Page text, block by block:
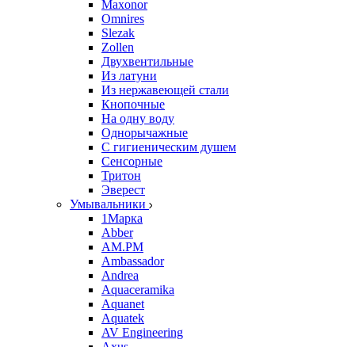
Maxonor
Omnires
Slezak
Zollen
Двухвентильные
Из латуни
Из нержавеющей стали
Кнопочные
На одну воду
Однорычажные
С гигиеническим душем
Сенсорные
Тритон
Эверест
Умывальники
1Марка
Abber
AM.PM
Ambassador
Andrea
Aquaceramika
Aquanet
Aquatek
AV Engineering